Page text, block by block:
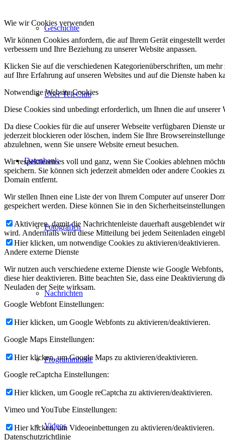
Geschichte
Über TeleClub
Datenbank
Fotografien
Nachrichten
Programmhefte
Videos
Wie wir Cookies verwenden
Wir können Cookies anfordern, die auf Ihrem Gerät eingestellt
verbessern und Ihre Beziehung zu unserer Website anpassen.
Klicken Sie auf die verschiedenen Kategorienüberschriften, um
auf Ihre Erfahrung auf unseren Websites und auf die Dienste haben
Notwendige Website Cookies
Diese Cookies sind unbedingt erforderlich, um Ihnen die auf
Da diese Cookies für die auf unserer Webseite verfügbaren
jederzeit blockieren oder löschen, indem Sie Ihre
abzulehnen, wenn Sie unsere Website erneut besuchen.
Wir respektieren es voll und ganz, wenn Sie Cookies ablehnen
speichern. Sie können sich jederzeit abmelden oder andere Cookies
Domain entfernt.
Wir stellen Ihnen eine Liste der von Ihrem Computer auf unserer
gespeichert werden. Diese können Sie in den
Aktivieren, damit die Nachrichtenleiste dauerhaft ausgeblendet
wird. Andernfalls wird diese Mitteilung bei jedem Seitenladen
Hier klicken, um notwendige Cookies zu aktivieren/deaktivieren.
Andere externe Dienste
Wir nutzen auch verschiedene externe Dienste wie Google
diese hier deaktivieren. Bitte beachten Sie, dass eine Deaktivierung
Neuladen der Seite wirksam.
Google Webfont Einstellungen:
Hier klicken, um Google Webfonts zu aktivieren/deaktivieren.
Google Maps Einstellungen:
Hier klicken, um Google Maps zu aktivieren/deaktivieren.
Google reCaptcha Einstellungen:
Hier klicken, um Google reCaptcha zu aktivieren/deaktivieren.
Vimeo und YouTube Einstellungen:
Hier klicken, um Videoeinbettungen zu aktivieren/deaktivieren.
Datenschutzrichtlinie